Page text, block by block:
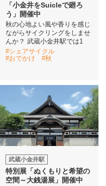
「小金井をSuicleで廻ろ
う」開催中
秋の心地よい風や香りを感じ
ながらサイクリングをしませ
んか？ 武蔵小金井駅では1
#シェアサイクル
#おでかけ
#秋
武蔵小金井駅
特別展「ぬくもりと希望の
空間～大銭湯展」開催中